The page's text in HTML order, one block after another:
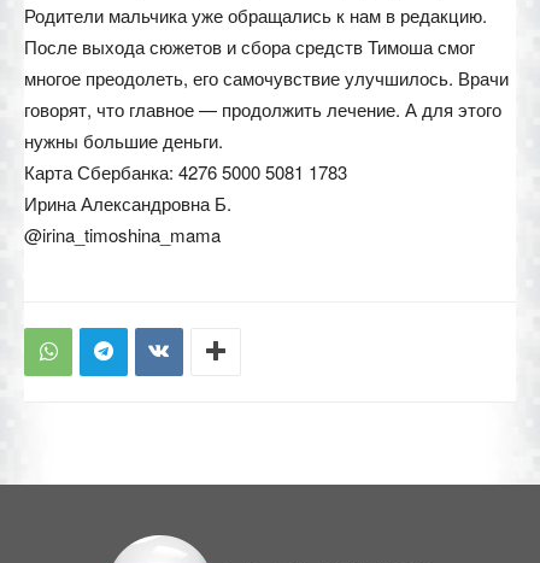
Родители мальчика уже обращались к нам в редакцию.
После выхода сюжетов и сбора средств Тимоша смог
многое преодолеть, его самочувствие улучшилось. Врачи
говорят, что главное — продолжить лечение. А для этого
нужны большие деньги.
Карта Сбербанка: 4276 5000 5081 1783
Ирина Александровна Б.
@irina_timoshina_mama